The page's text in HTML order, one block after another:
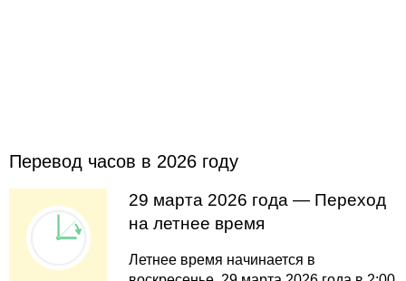
Перевод часов в 2026 году
29 марта 2026 года — Переход
на летнее время
Летнее время начинается в